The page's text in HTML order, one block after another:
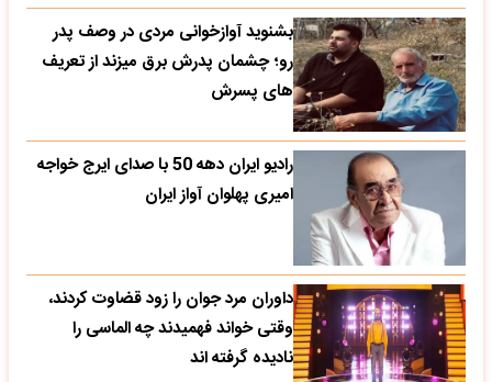
بشنوید آوازخوانی مردی در وصف پدر
رو؛ چشمان پدرش برق میزند از تعریف
های پسرش
رادیو ایران دهه 50 با صدای ایرج خواجه
امیری پهلوان آواز ایران
داوران مرد جوان را زود قضاوت کردند،
وقتی خواند فهمیدند چه الماسی را
نادیده گرفته اند